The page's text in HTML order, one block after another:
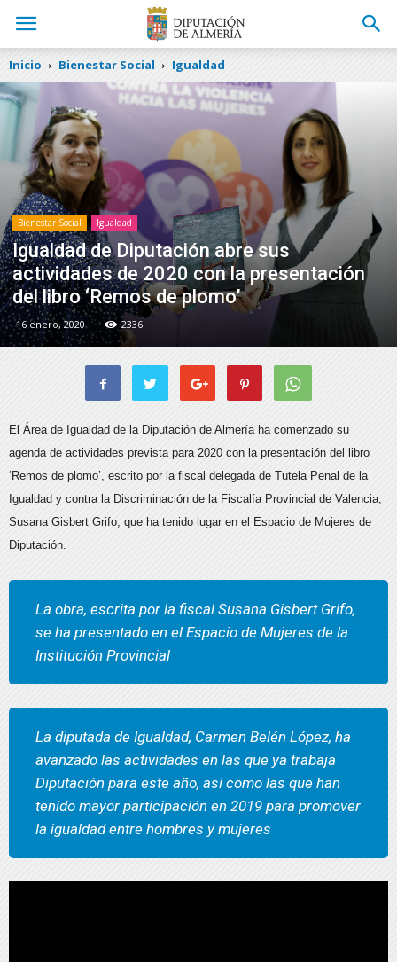
Inicio Bienestar Social Igualdad
Bienestar Social Igualdad
Igualdad de Diputación abre sus
actividades de 2020 con la presentación
del libro ‘Remos de plomo’
16 enero, 2020 2336
El Área de Igualdad de la Diputación de Almería ha comenzado su
agenda de actividades prevista para 2020 con la presentación del libro
‘Remos de plomo’, escrito por la fiscal delegada de Tutela Penal de la
Igualdad y contra la Discriminación de la Fiscalía Provincial de Valencia,
Susana Gisbert Grifo, que ha tenido lugar en el Espacio de Mujeres de
Diputación.
La obra, escrita por la fiscal Susana Gisbert Grifo,
se ha presentado en el Espacio de Mujeres de la
Institución Provincial
La diputada de Igualdad, Carmen Belén López, ha
avanzado las actividades en las que ya trabaja
Diputación para este año, así como las que han
tenido mayor participación en 2019 para promover
la igualdad entre hombres y mujeres